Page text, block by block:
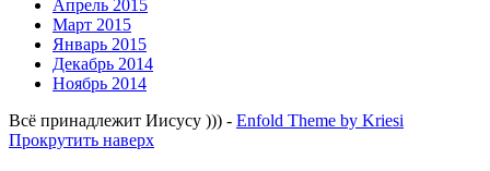
Апрель 2015
Март 2015
Январь 2015
Декабрь 2014
Ноябрь 2014
Всё принадлежит Иисусу ))) - Enfold Theme by Kriesi
Прокрутить наверх